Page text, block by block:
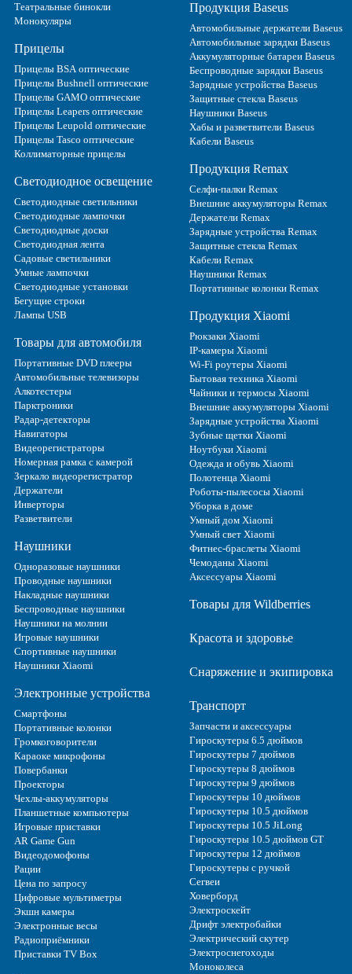
Театральные бинокли
Монокуляры
Прицелы
Прицелы BSA оптические
Прицелы Bushnell оптические
Прицелы GAMO оптические
Прицелы Leapers оптические
Прицелы Leupold оптические
Прицелы Tasco оптические
Коллиматорные прицелы
Светодиодное освещение
Светодиодные светильники
Светодиодные лампочки
Светодиодные доски
Светодиодная лента
Садовые светильники
Умные лампочки
Светодиодные установки
Бегущие строки
Лампы USB
Товары для автомобиля
Портативные DVD плееры
Автомобильные телевизоры
Алкотестеры
Парктроники
Радар-детекторы
Навигаторы
Видеорегистраторы
Номерная рамка с камерой
Зеркало видеорегистратор
Держатели
Инверторы
Разветвители
Наушники
Одноразовые наушники
Проводные наушники
Накладные наушники
Беспроводные наушники
Наушники на молнии
Игровые наушники
Спортивные наушники
Наушники Xiaomi
Электронные устройства
Смартфоны
Портативные колонки
Громкоговорители
Караоке микрофоны
Повербанки
Проекторы
Чехлы-аккумуляторы
Планшетные компьютеры
Игровые приставки
AR Game Gun
Видеодомофоны
Рации
Цена по запросу
Цифровые мультиметры
Экшн камеры
Электронные весы
Радиоприёмники
Приставки TV Box
Продукция Baseus
Автомобильные держатели Baseus
Автомобильные зарядки Baseus
Аккумуляторные батареи Baseus
Беспроводные зарядки Baseus
Зарядные устройства Baseus
Защитные стекла Baseus
Наушники Baseus
Хабы и разветвители Baseus
Кабели Baseus
Продукция Remax
Селфи-палки Remax
Внешние аккумуляторы Remax
Держатели Remax
Зарядные устройства Remax
Защитные стекла Remax
Кабели Remax
Наушники Remax
Портативные колонки Remax
Продукция Xiaomi
Рюкзаки Xiaomi
IP-камеры Xiaomi
Wi-Fi роутеры Xiaomi
Бытовая техника Xiaomi
Чайники и термосы Xiaomi
Внешние аккумуляторы Xiaomi
Зарядные устройства Xiaomi
Зубные щетки Xiaomi
Ноутбуки Xiaomi
Одежда и обувь Xiaomi
Полотенца Xiaomi
Роботы-пылесосы Xiaomi
Уборка в доме
Умный дом Xiaomi
Умный свет Xiaomi
Фитнес-браслеты Xiaomi
Чемоданы Xiaomi
Аксессуары Xiaomi
Товары для Wildberries
Красота и здоровье
Снаряжение и экипировка
Транспорт
Запчасти и аксессуары
Гироскутеры 6.5 дюймов
Гироскутеры 7 дюймов
Гироскутеры 8 дюймов
Гироскутеры 9 дюймов
Гироскутеры 10 дюймов
Гироскутеры 10.5 дюймов
Гироскутеры 10.5 JiLong
Гироскутеры 10.5 дюймов GT
Гироскутеры 12 дюймов
Гироскутеры с ручкой
Сегвеи
Ховерборд
Электроскейт
Дрифт электробайки
Электрический скутер
Электроснегоходы
Моноколеса